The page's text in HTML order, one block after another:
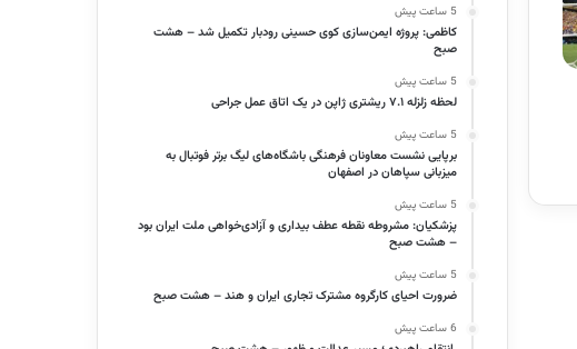
5 ساعت پیش
کاظمی: پروژه ایمن‌سازی کوی حسینی رودبار تکمیل شد – هشت
صبح
5 ساعت پیش
لحظه زلزله ۷.۱ ریشتری ژاپن در یک اتاق عمل جراحی
5 ساعت پیش
برپایی نشست معاونان فرهنگی باشگاه‌های لیگ برتر فوتبال به
میزبانی سپاهان در اصفهان
5 ساعت پیش
پزشکیان: مشروطه نقطه عطف بیداری و آزادی‌خواهی ملت ایران بود
– هشت صبح
5 ساعت پیش
ضرورت احیای کارگروه مشترک تجاری ایران و هند – هشت صبح
6 ساعت پیش